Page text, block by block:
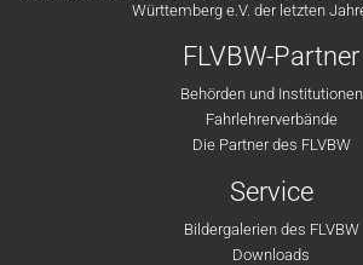
Württemberg e.V. der letzten
FLVBW-Partner
Behörden und Institutionen
Fahrlehrerverbände
Die Partner des FLVBW
Service
Bildergalerien des FLVBW
Downloads